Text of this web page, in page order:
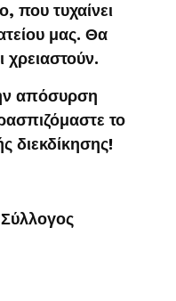
που τυχαίνει
μας. Θα
χρειαστούν.
απόσυρση
το
διεκδίκησης!